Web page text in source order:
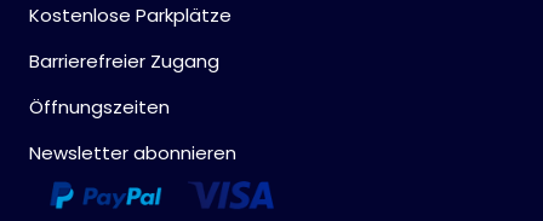
Kostenlose Parkplätze
Barrierefreier Zugang
Öffnungszeiten
Newsletter abonnieren